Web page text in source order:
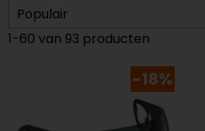
1-60 van 93 producten
-18%